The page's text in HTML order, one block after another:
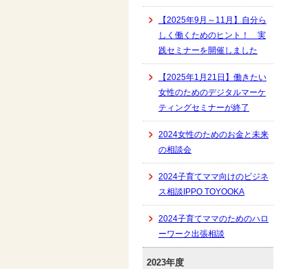
【2025年9月～11月】自分ら
しく働くためのヒント！ 実
践セミナーを開催しました
【2025年1月21日】働きたい
女性のためのデジタルマーケ
ティングセミナーが終了
2024女性のためのお金と未来
の相談会
2024子育てママ向けのビジネ
ス相談IPPO TOYOOKA
2024子育てママのためのハロ
ーワーク出張相談
2023年度